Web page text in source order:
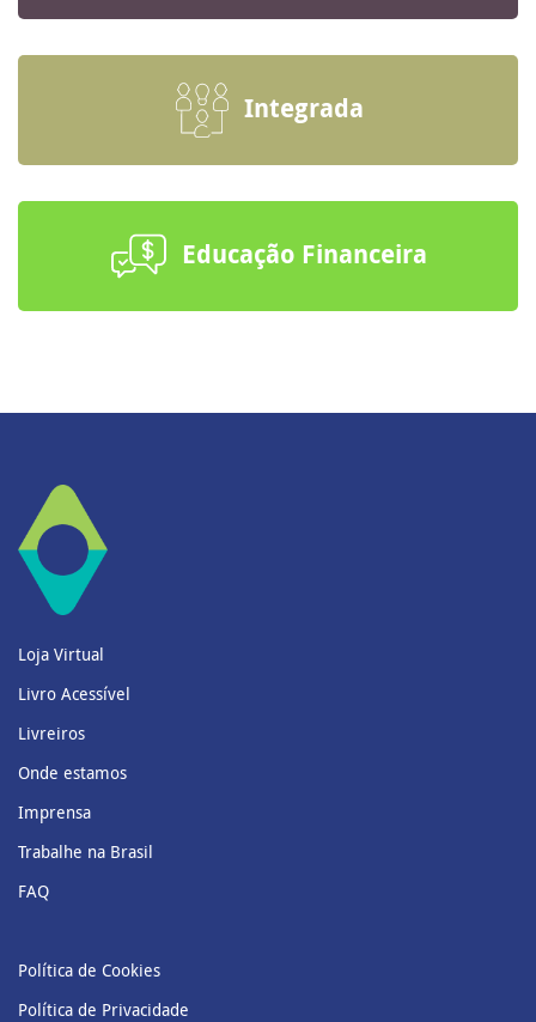
Integrada
Educação Financeira
Loja Virtual
Livro Acessível
Livreiros
Onde estamos
Imprensa
Trabalhe na Brasil
FAQ
Política de Cookies
Política de Privacidade